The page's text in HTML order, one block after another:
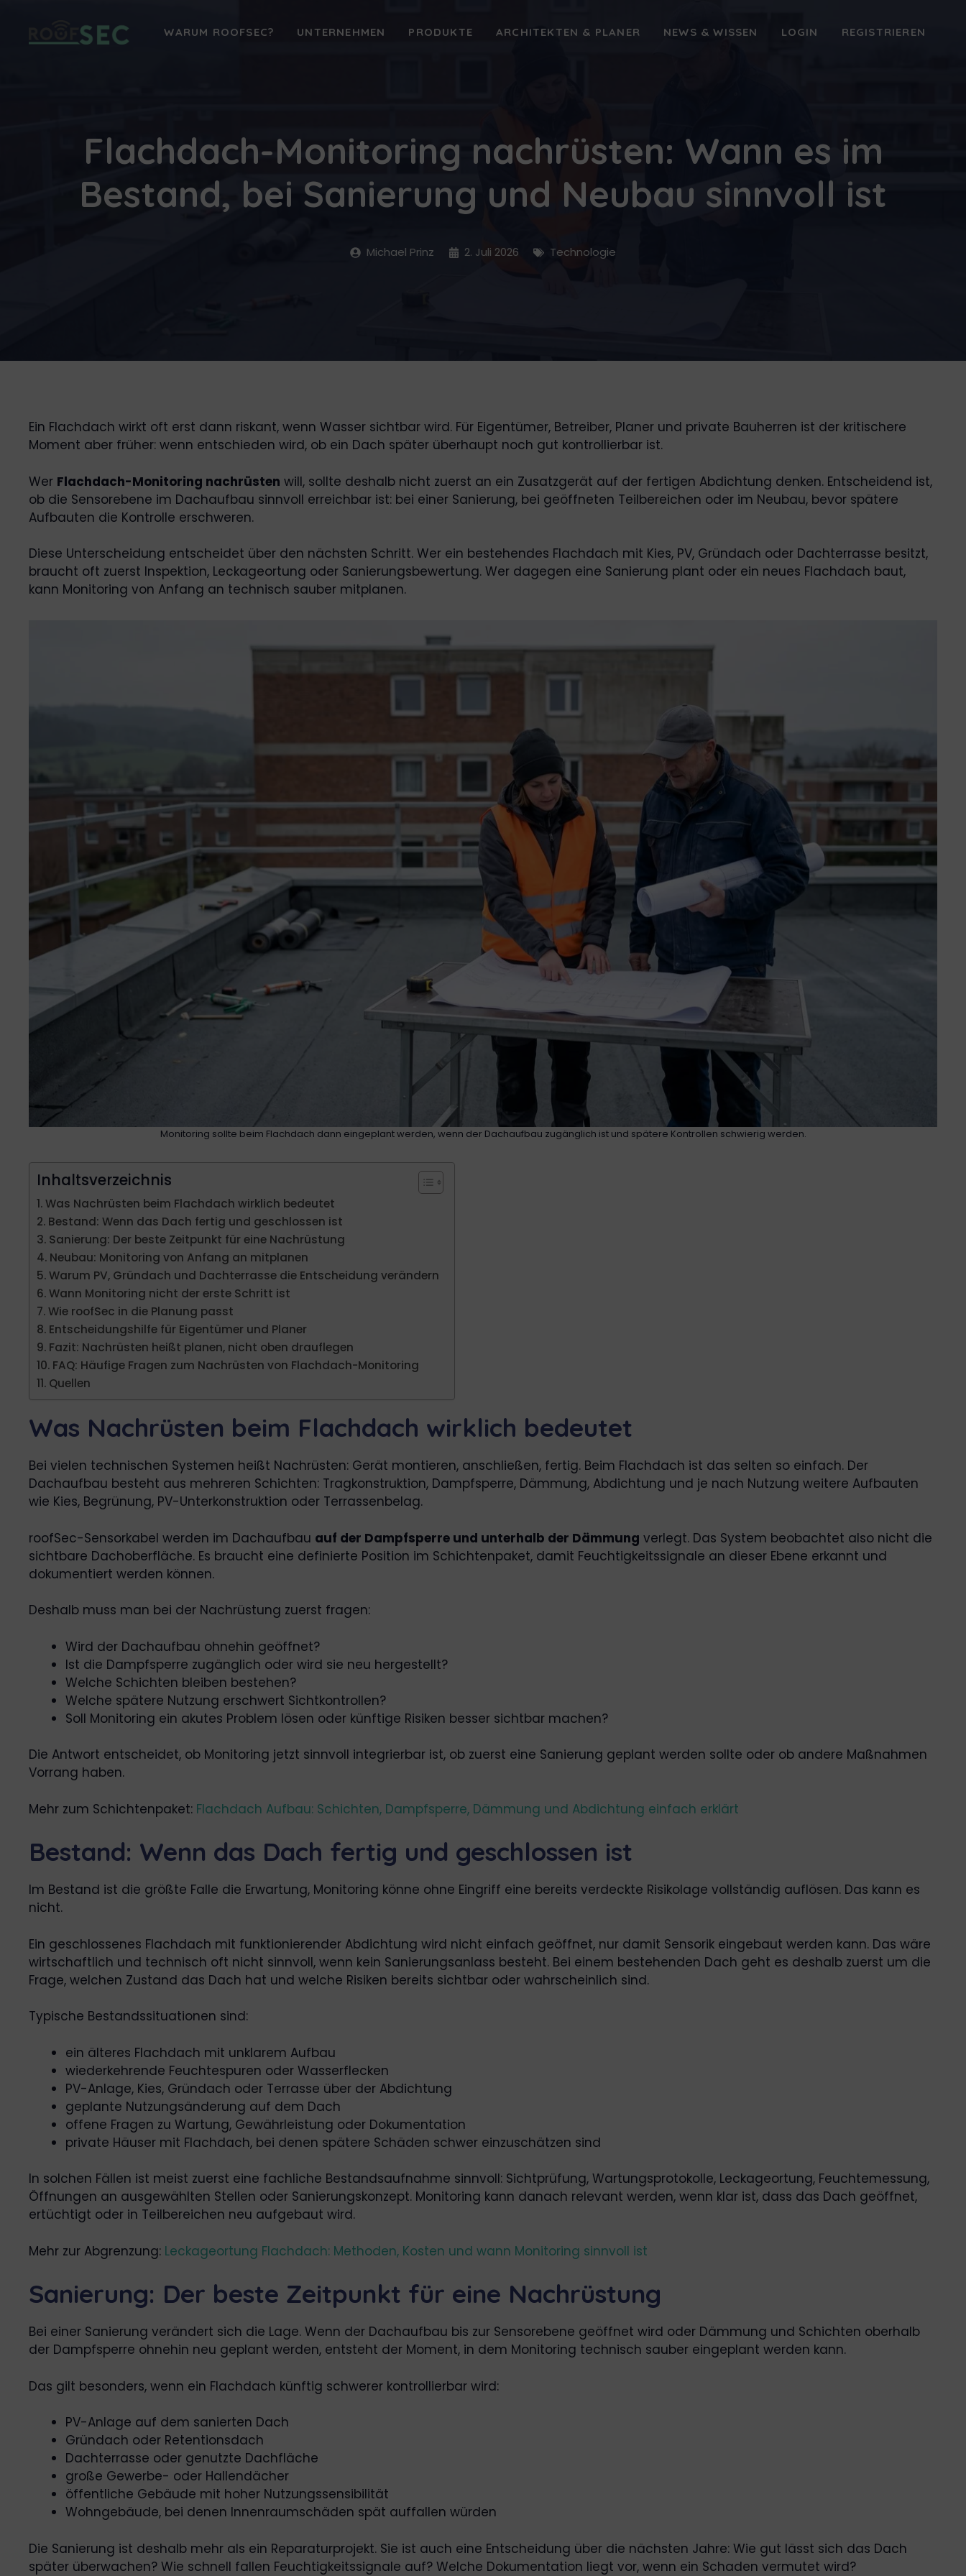
springen
WARUM ROOFSEC? UNTERNEHMEN PRODUKTE ARCHITEKTEN & PLANER NEWS & WISSEN LOGIN REGISTRIEREN
Flachdach-Monitoring nachrüsten: Wann es im
Bestand, bei Sanierung und Neubau sinnvoll ist
Michael Prinz 2. Juli 2026 Technologie
Ein Flachdach wirkt oft erst dann riskant, wenn Wasser sichtbar wird. Für Eigentümer, Betreiber, Planer und private Bauherren ist der kritischere
Moment aber früher: wenn entschieden wird, ob ein Dach später überhaupt noch gut kontrollierbar ist.
Wer Flachdach-Monitoring nachrüsten will, sollte deshalb nicht zuerst an ein Zusatzgerät auf der fertigen Abdichtung denken. Entscheidend ist,
ob die Sensorebene im Dachaufbau sinnvoll erreichbar ist: bei einer Sanierung, bei geöffneten Teilbereichen oder im Neubau, bevor spätere
Aufbauten die Kontrolle erschweren.
Diese Unterscheidung entscheidet über den nächsten Schritt. Wer ein bestehendes Flachdach mit Kies, PV, Gründach oder Dachterrasse besitzt,
braucht oft zuerst Inspektion, Leckageortung oder Sanierungsbewertung. Wer dagegen eine Sanierung plant oder ein neues Flachdach baut,
kann Monitoring von Anfang an technisch sauber mitplanen.
Monitoring sollte beim Flachdach dann eingeplant werden, wenn der Dachaufbau zugänglich ist und spätere Kontrollen schwierig werden.
Inhaltsverzeichnis
Was Nachrüsten beim Flachdach wirklich bedeutet
Bestand: Wenn das Dach fertig und geschlossen ist
Sanierung: Der beste Zeitpunkt für eine Nachrüstung
Neubau: Monitoring von Anfang an mitplanen
Warum PV, Gründach und Dachterrasse die Entscheidung verändern
Wann Monitoring nicht der erste Schritt ist
Wie roofSec in die Planung passt
Entscheidungshilfe für Eigentümer und Planer
Fazit: Nachrüsten heißt planen, nicht oben drauflegen
FAQ: Häufige Fragen zum Nachrüsten von Flachdach-Monitoring
Quellen
Was Nachrüsten beim Flachdach wirklich bedeutet
Bei vielen technischen Systemen heißt Nachrüsten: Gerät montieren, anschließen, fertig. Beim Flachdach ist das selten so einfach. Der
Dachaufbau besteht aus mehreren Schichten: Tragkonstruktion, Dampfsperre, Dämmung, Abdichtung und je nach Nutzung weitere Aufbauten
wie Kies, Begrünung, PV-Unterkonstruktion oder Terrassenbelag.
roofSec-Sensorkabel werden im Dachaufbau auf der Dampfsperre und unterhalb der Dämmung verlegt. Das System beobachtet also nicht die
sichtbare Dachoberfläche. Es braucht eine definierte Position im Schichtenpaket, damit Feuchtigkeitssignale an dieser Ebene erkannt und
dokumentiert werden können.
Deshalb muss man bei der Nachrüstung zuerst fragen:
Wird der Dachaufbau ohnehin geöffnet?
Ist die Dampfsperre zugänglich oder wird sie neu hergestellt?
Welche Schichten bleiben bestehen?
Welche spätere Nutzung erschwert Sichtkontrollen?
Soll Monitoring ein akutes Problem lösen oder künftige Risiken besser sichtbar machen?
Die Antwort entscheidet, ob Monitoring jetzt sinnvoll integrierbar ist, ob zuerst eine Sanierung geplant werden sollte oder ob andere Maßnahmen
Vorrang haben.
Mehr zum Schichtenpaket: Flachdach Aufbau: Schichten, Dampfsperre, Dämmung und Abdichtung einfach erklärt
Bestand: Wenn das Dach fertig und geschlossen ist
Im Bestand ist die größte Falle die Erwartung, Monitoring könne ohne Eingriff eine bereits verdeckte Risikolage vollständig auflösen. Das kann es
nicht.
Ein geschlossenes Flachdach mit funktionierender Abdichtung wird nicht einfach geöffnet, nur damit Sensorik eingebaut werden kann. Das wäre
wirtschaftlich und technisch oft nicht sinnvoll, wenn kein Sanierungsanlass besteht. Bei einem bestehenden Dach geht es deshalb zuerst um die
Frage, welchen Zustand das Dach hat und welche Risiken bereits sichtbar oder wahrscheinlich sind.
Typische Bestandssituationen sind:
ein älteres Flachdach mit unklarem Aufbau
wiederkehrende Feuchtespuren oder Wasserflecken
PV-Anlage, Kies, Gründach oder Terrasse über der Abdichtung
geplante Nutzungsänderung auf dem Dach
offene Fragen zu Wartung, Gewährleistung oder Dokumentation
private Häuser mit Flachdach, bei denen spätere Schäden schwer einzuschätzen sind
In solchen Fällen ist meist zuerst eine fachliche Bestandsaufnahme sinnvoll: Sichtprüfung, Wartungsprotokolle, Leckageortung, Feuchtemessung,
Öffnungen an ausgewählten Stellen oder Sanierungskonzept. Monitoring kann danach relevant werden, wenn klar ist, dass das Dach geöffnet,
ertüchtigt oder in Teilbereichen neu aufgebaut wird.
Mehr zur Abgrenzung: Leckageortung Flachdach: Methoden, Kosten und wann Monitoring sinnvoll ist
Sanierung: Der beste Zeitpunkt für eine Nachrüstung
Bei einer Sanierung verändert sich die Lage. Wenn der Dachaufbau bis zur Sensorebene geöffnet wird oder Dämmung und Schichten oberhalb
der Dampfsperre ohnehin neu geplant werden, entsteht der Moment, in dem Monitoring technisch sauber eingeplant werden kann.
Das gilt besonders, wenn ein Flachdach künftig schwerer kontrollierbar wird:
PV-Anlage auf dem sanierten Dach
Gründach oder Retentionsdach
Dachterrasse oder genutzte Dachfläche
große Gewerbe- oder Hallendächer
öffentliche Gebäude mit hoher Nutzungssensibilität
Wohngebäude, bei denen Innenraumschäden spät auffallen würden
Die Sanierung ist deshalb mehr als ein Reparaturprojekt. Sie ist auch eine Entscheidung über die nächsten Jahre: Wie gut lässt sich das Dach
später überwachen? Wie schnell fallen Feuchtigkeitssignale auf? Welche Dokumentation liegt vor, wenn ein Schaden vermutet wird?